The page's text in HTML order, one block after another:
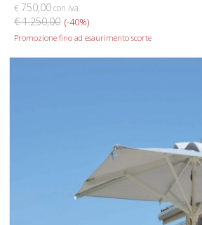
€ 750,00con iva
€ 1.250,00 (-40%)
Promozione fino ad esaurimento scorte